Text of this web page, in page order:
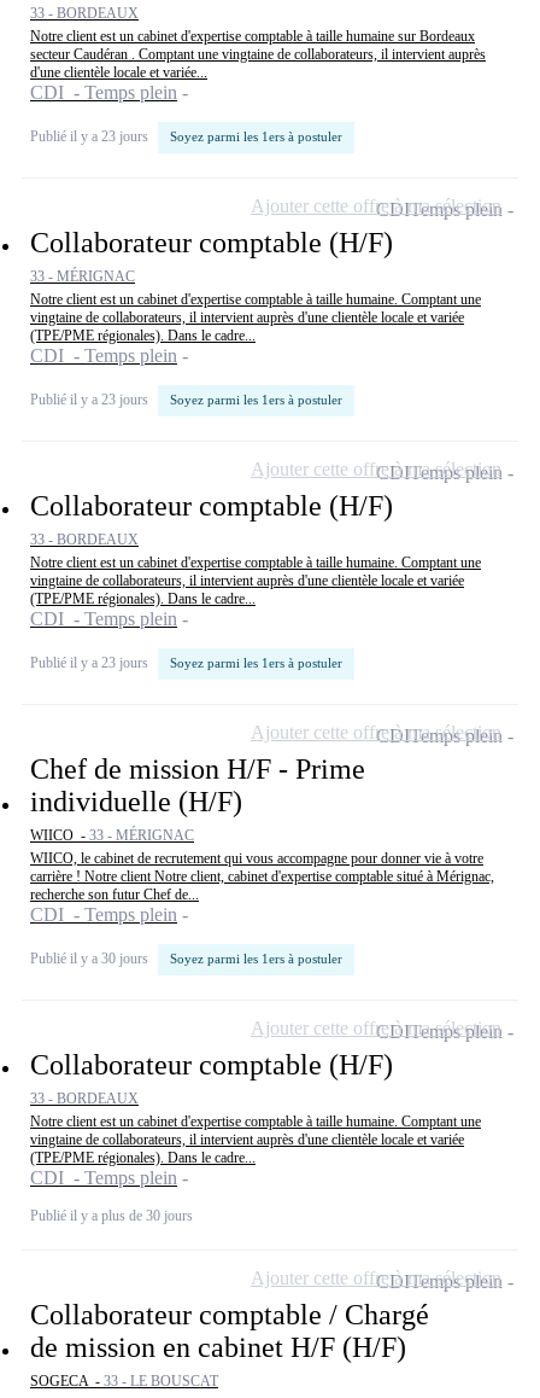
33 - BORDEAUX
Notre client est un cabinet d'expertise comptable à taille humaine sur Bordeaux
secteur Caudéran . Comptant une vingtaine de collaborateurs, il intervient auprès
d'une clientèle locale et variée...
CDI - Temps plein
Publié il y a 23 jours Soyez parmi les 1ers à postuler
Collaborateur comptable (H/F)
33 - MÉRIGNAC
Notre client est un cabinet d'expertise comptable à taille humaine. Comptant une
vingtaine de collaborateurs, il intervient auprès d'une clientèle locale et variée
(TPE/PME régionales). Dans le cadre...
CDI - Temps plein
Publié il y a 23 jours Soyez parmi les 1ers à postuler
CDITemps plein
Ajouter cette offre à ma sélection
Collaborateur comptable (H/F)
33 - BORDEAUX
Notre client est un cabinet d'expertise comptable à taille humaine. Comptant une
vingtaine de collaborateurs, il intervient auprès d'une clientèle locale et variée
(TPE/PME régionales). Dans le cadre...
CDI - Temps plein
Publié il y a 23 jours Soyez parmi les 1ers à postuler
CDITemps plein
Ajouter cette offre à ma sélection
Chef de mission H/F - Prime
individuelle (H/F)
WIICO - 33 - MÉRIGNAC
WIICO, le cabinet de recrutement qui vous accompagne pour donner vie à votre
carrière ! Notre client Notre client, cabinet d'expertise comptable situé à Mérignac,
recherche son futur Chef de...
CDI - Temps plein
Publié il y a 30 jours Soyez parmi les 1ers à postuler
CDITemps plein
Ajouter cette offre à ma sélection
Collaborateur comptable (H/F)
33 - BORDEAUX
Notre client est un cabinet d'expertise comptable à taille humaine. Comptant une
vingtaine de collaborateurs, il intervient auprès d'une clientèle locale et variée
(TPE/PME régionales). Dans le cadre...
CDI - Temps plein
Publié il y a plus de 30 jours
CDITemps plein
Ajouter cette offre à ma sélection
Collaborateur comptable / Chargé
de mission en cabinet H/F (H/F)
SOGECA - 33 - LE BOUSCAT
CDITemps plein
Ajouter cette offre à ma sélection